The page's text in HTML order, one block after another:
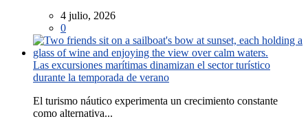
4 julio, 2026
0
Las excursiones marítimas dinamizan el sector turístico
durante la temporada de verano
El turismo náutico experimenta un crecimiento constante
como alternativa...